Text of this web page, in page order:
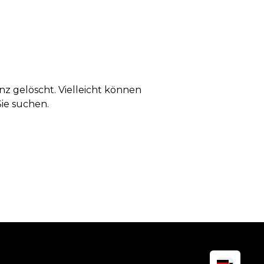
gelöscht. Vielleicht können
suchen.